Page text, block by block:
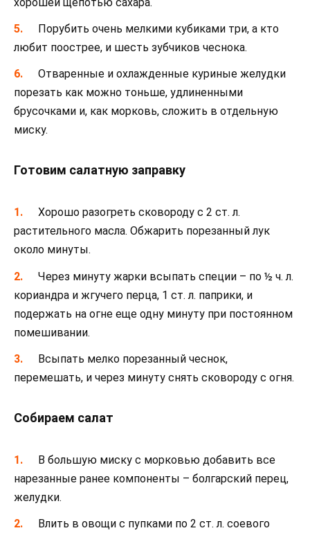
Порубить очень мелкими кубиками три, а кто
любит поострее, и шесть зубчиков чеснока.
Отваренные и охлажденные куриные желудки
порезать как можно тоньше, удлиненными
брусочками и, как морковь, сложить в отдельную
миску.
Готовим салатную заправку
Хорошо разогреть сковороду с 2 ст. л.
растительного масла. Обжарить порезанный лук
около минуты.
Через минуту жарки всыпать специи – по ½ ч. л.
кориандра и жгучего перца, 1 ст. л. паприки, и
подержать на огне еще одну минуту при постоянном
помешивании.
Всыпать мелко порезанный чеснок,
перемешать, и через минуту снять сковороду с огня.
Собираем салат
В большую миску с морковью добавить все
нарезанные ранее компоненты – болгарский перец,
желудки.
Влить в овощи с пупками по 2 ст. л. соевого